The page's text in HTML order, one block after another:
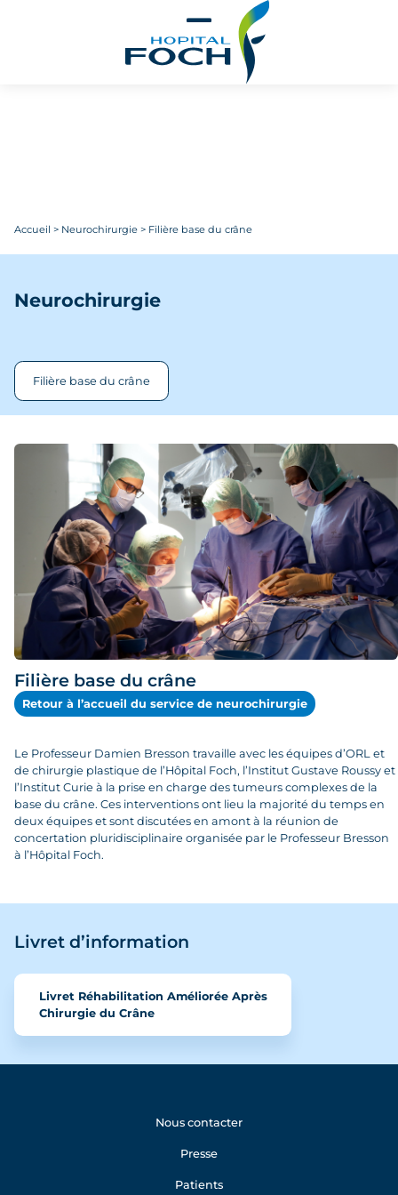
Accueil > Neurochirurgie > Filière base du crâne
Neurochirurgie
Filière base du crâne
Service
Filière rachis
Filière vasculaire
Filière base du crâne
Retour à l’accueil du service de neurochirurgie
Le Professeur Damien Bresson travaille avec les équipes d’ORL et
de chirurgie plastique de l’Hôpital Foch, l’Institut Gustave Roussy et
l’Institut Curie à la prise en charge des tumeurs complexes de la
base du crâne. Ces interventions ont lieu la majorité du temps en
deux équipes et sont discutées en amont à la réunion de
concertation pluridisciplinaire organisée par le Professeur Bresson
à l’Hôpital Foch.
Livret d’information
Livret Réhabilitation Améliorée Après
Chirurgie du Crâne
Nous contacter
Presse
Patients